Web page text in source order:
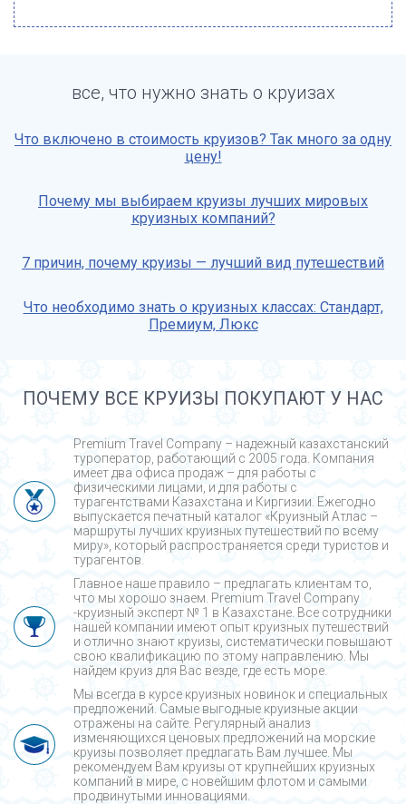
все, что нужно знать о круизах
Что включено в стоимость круизов? Так много за одну
цену!
Почему мы выбираем круизы лучших мировых
круизных компаний?
7 причин, почему круизы — лучший вид путешествий
Что необходимо знать о круизных классах: Стандарт,
Премиум, Люкс
ПОЧЕМУ ВСЕ КРУИЗЫ ПОКУПАЮТ У НАС
Premium Travel Company – надежный казахстанский
туроператор, работающий с 2005 года. Компания
имеет два офиса продаж – для работы с
физическими лицами, и для работы с
турагентствами Казахстана и Киргизии. Ежегодно
выпускается печатный каталог «Круизный Атлас –
маршруты лучших круизных путешествий по всему
миру», который распространяется среди туристов и
турагентов.
Главное наше правило – предлагать клиентам то,
что мы хорошо знаем. Premium Travel Company
-круизный эксперт № 1 в Казахстане. Все сотрудники
нашей компании имеют опыт круизных путешествий
и отлично знают круизы, систематически повышают
свою квалификацию по этому направлению. Мы
найдем круиз для Вас везде, где есть море.
Мы всегда в курсе круизных новинок и специальных
предложений. Самые выгодные круизные акции
отражены на сайте. Регулярный анализ
изменяющихся ценовых предложений на морские
круизы позволяет предлагать Вам лучшее. Мы
рекомендуем Вам круизы от крупнейших круизных
компаний в мире, с новейшим флотом и самыми
продвинутыми инновациями.